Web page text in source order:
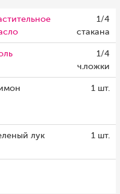
1/4
стакана
1/4
ч.ложки
1 шт.
лук 1 шт.